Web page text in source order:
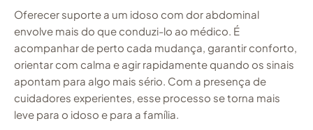
Oferecer suporte a um idoso com dor abdominal
envolve mais do que conduzi-lo ao médico. É
acompanhar de perto cada mudança, garantir conforto,
orientar com calma e agir rapidamente quando os sinais
apontam para algo mais sério. Com a presença de
cuidadores experientes, esse processo se torna mais
leve para o idoso e para a família.